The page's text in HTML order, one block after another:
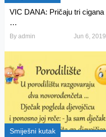
VIC DANA: Pričaju tri cigana
…
By admin Jun 6, 2019
Smiješni kutak